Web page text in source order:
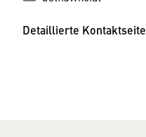
Detaillierte Kontaktseite